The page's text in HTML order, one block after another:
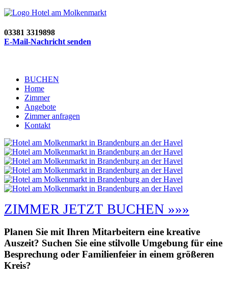
03381 3319898
E-Mail-Nachricht senden
BUCHEN
Home
Zimmer
Angebote
Zimmer anfragen
Kontakt
ZIMMER JETZT BUCHEN »»»
Planen Sie mit Ihren Mitarbeitern eine kreative
Auszeit? Suchen Sie eine stilvolle Umgebung für eine
Besprechung oder Familienfeier in einem größeren
Kreis?